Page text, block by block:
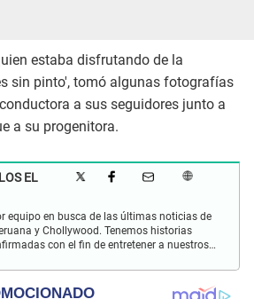
estaba disfrutando de la
sin pinto', tomó algunas fotografías
a sus seguidores junto a
a su progenitora.
EL
equipo en busca de las últimas noticias de
y Chollywood. Tenemos historias
con el fin de entretener a nuestros